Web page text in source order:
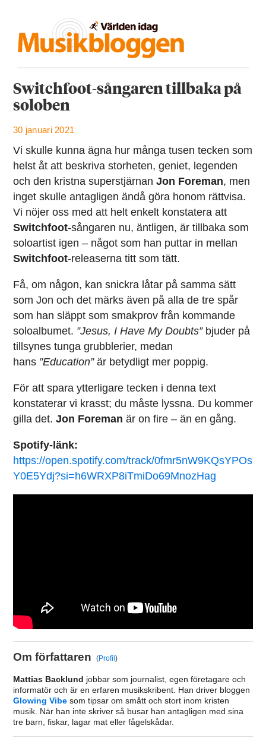
Switchfoot-sångaren tillbaka på
soloben
30 januari 2021
Vi skulle kunna ägna hur många tusen tecken som
helst åt att beskriva storheten, geniet, legenden
och den kristna superstjärnan Jon Foreman, men
inget skulle antagligen ändå göra honom rättvisa.
Vi nöjer oss med att helt enkelt konstatera att
Switchfoot-sångaren nu, äntligen, är tillbaka som
soloartist igen – något som han puttar in mellan
Switchfoot-releaserna titt som tätt.
Få, om någon, kan snickra låtar på samma sätt
som Jon och det märks även på alla de tre spår
som han släppt som smakprov från kommande
soloalbumet. ”Jesus, I Have My Doubts” bjuder på
tillsynes tunga grubblerier, medan
hans ”Education” är betydligt mer poppig.
För att spara ytterligare tecken i denna text
konstaterar vi krasst; du måste lyssna. Du kommer
gilla det. Jon Foreman är on fire – än en gång.
Spotify-länk:
https://open.spotify.com/track/0fmr5nW9KQsYPOs
Y0E5Ydj?si=h6WRXP8iTmiDo69MnozHag
Om författaren (Profil )
Mattias Backlund jobbar som journalist, egen företagare och
informatör och är en erfaren musikskribent. Han driver bloggen
Glowing Vibesom tipsar om smått och stort inom kristen
musik. När han inte skriver så busar han antagligen med sina
tre barn, fiskar, lagar mat eller fågelskådar.